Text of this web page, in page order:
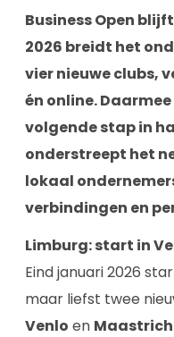
Business Open
2026 breidt het
vier nieuwe clubs,
én online. Daarmee
volgende stap in
onderstreept het
lokaal
verbindingen en
Limburg: start in
Eind januari 2026
maar liefst twee
Venlo en